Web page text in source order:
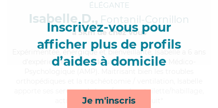
Inscrivez-vous pour
afficher plus de profils
d’aides à domicile
Je m'inscris
ÉLÉGANTE
Isabelle D., Fontanil-Cornillon
à 5km de chez Vous
, énergique et bienveillante, Isabelle a 6 ans
d'expérience et possède un diplôme d'Aide Médico-
apporte ses services de lever/coucher, toilette/habillage,
activités et surveillance de nuit*